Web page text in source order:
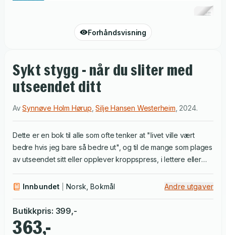
Forhåndsvisning
Sykt stygg - når du sliter med
utseendet ditt
AvSynnøve Holm Hørup ,Silje Hansen Westerheim 2024.
Dette er en bok til alle som ofte tenker at "livet ville vært
bedre hvis jeg bare så bedre ut", og til de mange som plages
av utseendet sitt eller opplever kroppspress, i lettere eller
lidelsen kroppsdysmorfofobi (BDD) og til deg som er
Sykt stygg er en lettlest bok om skjønnhetshysteri og
kroppskjør. Boka tar for seg hva det gjør med deg, og gir
deg forskningsbaserte og effektive teknikker for å motstå
Innbundet Norsk, Bokmål Andre utgaver
Butikkpris: 399,-
363,-